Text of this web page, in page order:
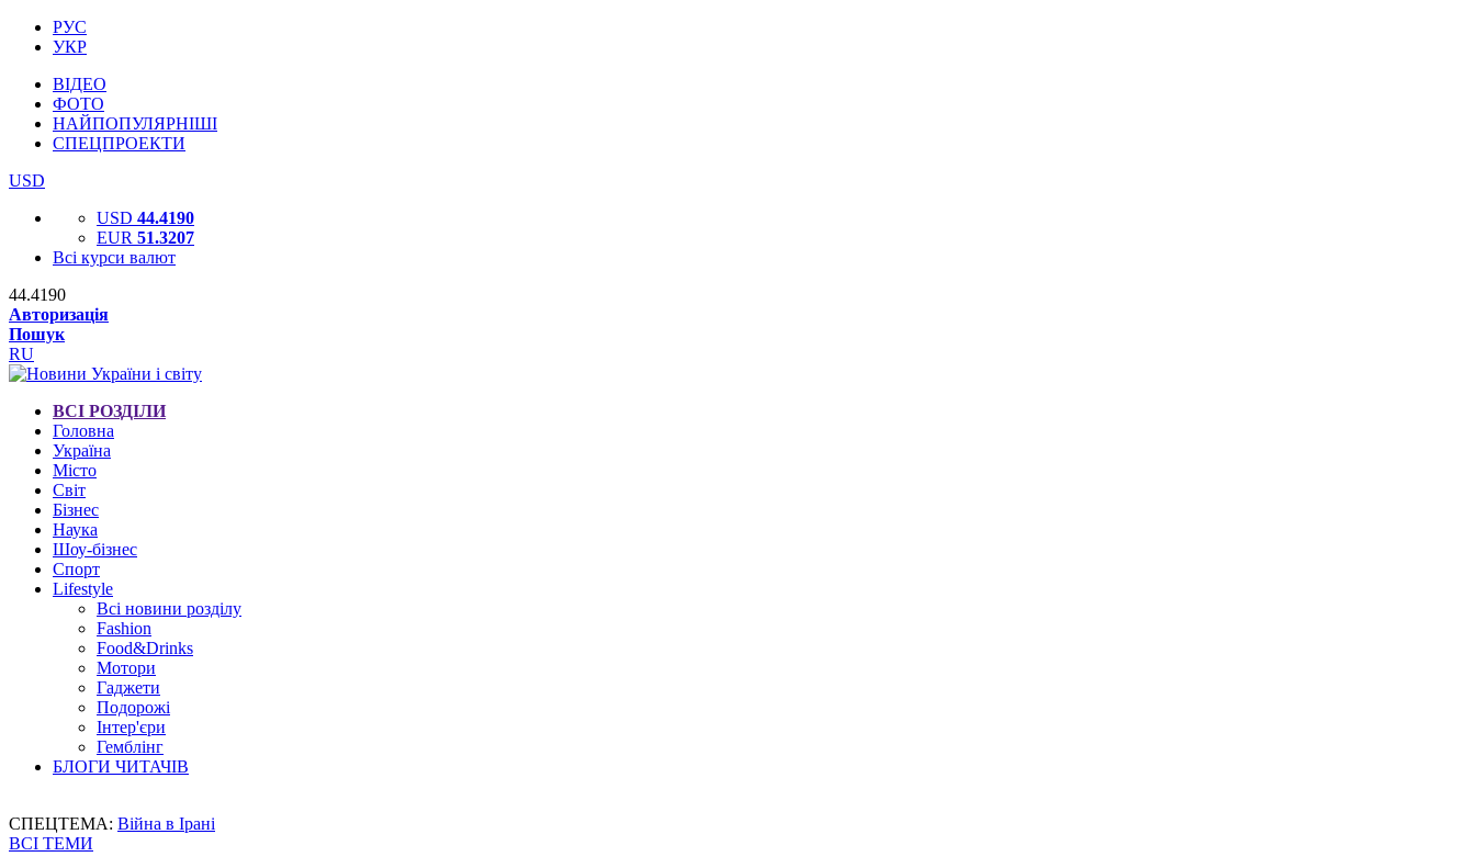
РУС
УКР
ВІДЕО
ФОТО
НАЙПОПУЛЯРНІШІ
СПЕЦПРОЕКТИ
USD
USD 44.4190
EUR 51.3207
Всі курси валют
44.4190
Авторизація
Пошук
RU
ВСІ РОЗДІЛИ
Головна
Україна
Місто
Світ
Бізнес
Наука
Шоу-бізнес
Спорт
Lifestyle
Всі новини розділу
Fashion
Food&Drinks
Мотори
Гаджети
Подорожі
Інтер'єри
Гемблінг
БЛОГИ ЧИТАЧІВ
СПЕЦТЕМА: Війна в Ірані
ВСІ ТЕМИ